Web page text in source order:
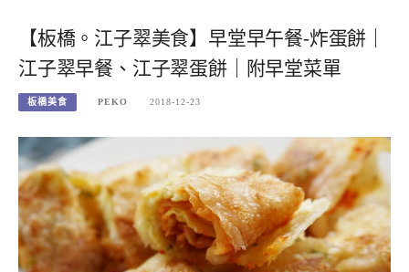
【板橋。江子翠美食】早堂早午餐-炸蛋餅｜
江子翠早餐、江子翠蛋餅｜附早堂菜單
板橋美食 PEKO 2018-12-23